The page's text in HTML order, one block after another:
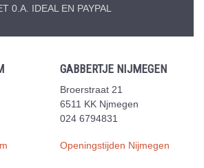
0.A. IDEAL EN PAYPAL
GABBERTJE NIJMEGEN
Broerstraat 21
6511 KK Njmegen
024 6794831
Openingstijden Nijmegen